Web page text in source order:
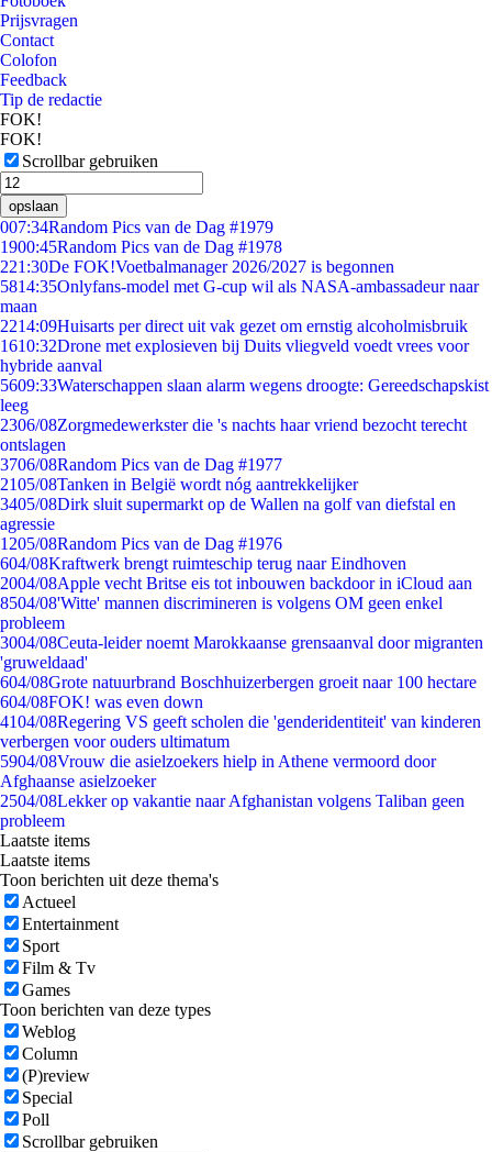
Prijsvragen
Contact
Colofon
Feedback
Tip de redactie
FOK!
FOK!
Scrollbar gebruiken
opslaan
007:34Random Pics van de Dag #1979
1900:45Random Pics van de Dag #1978
221:30De FOK!Voetbalmanager 2026/2027 is begonnen
5814:35Onlyfans-model met G-cup wil als NASA-ambassadeur naar
maan
2214:09Huisarts per direct uit vak gezet om ernstig alcoholmisbruik
1610:32Drone met explosieven bij Duits vliegveld voedt vrees voor
hybride aanval
5609:33Waterschappen slaan alarm wegens droogte: Gereedschapskist
leeg
2306/08Zorgmedewerkster die 's nachts haar vriend bezocht terecht
ontslagen
3706/08Random Pics van de Dag #1977
2105/08Tanken in België wordt nóg aantrekkelijker
3405/08Dirk sluit supermarkt op de Wallen na golf van diefstal en
agressie
1205/08Random Pics van de Dag #1976
604/08Kraftwerk brengt ruimteschip terug naar Eindhoven
2004/08Apple vecht Britse eis tot inbouwen backdoor in iCloud aan
8504/08'Witte' mannen discrimineren is volgens OM geen enkel
probleem
3004/08Ceuta-leider noemt Marokkaanse grensaanval door migranten
'gruweldaad'
604/08Grote natuurbrand Boschhuizerbergen groeit naar 100 hectare
604/08FOK! was even down
4104/08Regering VS geeft scholen die 'genderidentiteit' van kinderen
verbergen voor ouders ultimatum
5904/08Vrouw die asielzoekers hielp in Athene vermoord door
Afghaanse asielzoeker
2504/08Lekker op vakantie naar Afghanistan volgens Taliban geen
probleem
Laatste items
Laatste items
Toon berichten uit deze thema's
Actueel
Entertainment
Sport
Film & Tv
Games
Toon berichten van deze types
Weblog
Column
(P)review
Special
Poll
Scrollbar gebruiken